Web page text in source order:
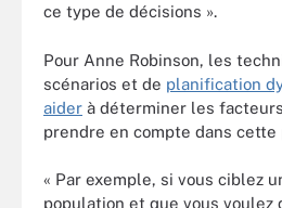
ce type de décisions ».
Pour Anne Robinson, les
scénarios et de planification
aider à déterminer les
prendre en compte dans cette
« Par exemple, si vous ciblez
population et que vous voulez